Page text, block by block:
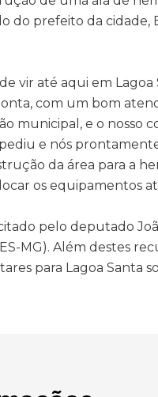
do prefeito da cidade,
vir até aqui em
com um bom
municipal, e o nosso
e nós
da área para a
os equipamentos
pelo deputado
MG). Além destes
para Lagoa Santa